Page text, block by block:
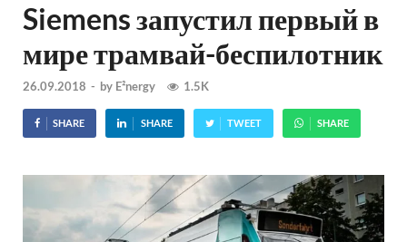
Siemens запустил первый в
мире трамвай-беспилотник
26.09.2018 - by E²nergy 1.5K
SHARE SHARE TWEET SHARE